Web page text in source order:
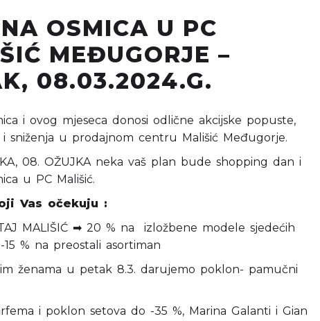
OSMICA U PC
MEĐUGORJE –
08.03.2024.G.
i ovog mjeseca donosi odlične akcijske popuste,
i sniženja u prodajnom centru Mališić Međugorje.
08. OŽUJKA neka vaš plan bude shopping dan i
u PC Mališić.
Vas očekuju :
MALIŠIĆ ➡ 20 % na izložbene modele sjedećih
% na preostali asortiman
ženama u petak 8.3. darujemo poklon- pamučni
i poklon setova do -35 %, Marina Galanti i Gian